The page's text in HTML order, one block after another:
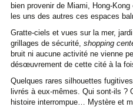
bien provenir de Miami, Hong-
les uns des autres ces espaces
Gratte-ciels et vues sur la mer,
grillages de sécurité, shopping
bruit ni aucune activité ne vienne
désœuvrement de cette cité à la
Quelques rares silhouettes
livrés à eux-mêmes. Qui sont-ils ?
histoire interrompue… Mystère et